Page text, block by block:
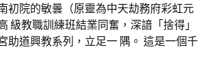
初院的敏曇（原靈為中天劫務府彩虹元
級教職訓練班結業同奮，深諳「捨得」
助道興教系列，立足一 隅。 這是一個千